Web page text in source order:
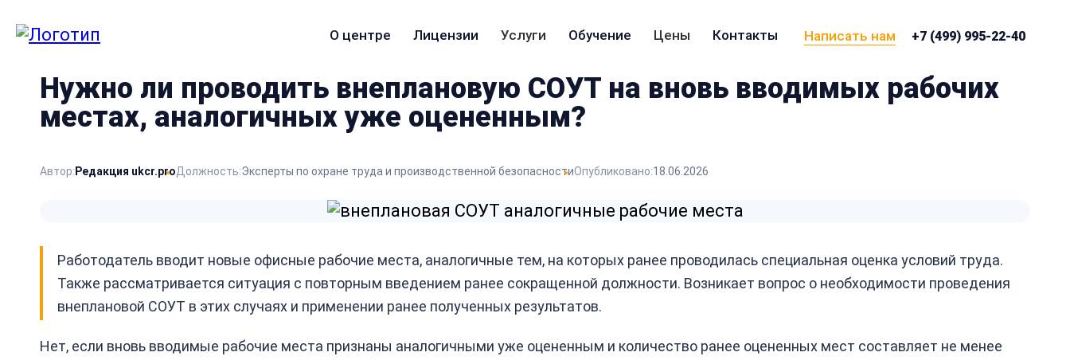
О центре Лицензии Услуги Обучение Цены Контакты Написать нам +7 (499) 995-22-40
Нужно ли проводить внеплановую СОУТ на вновь вводимых рабочих
местах, аналогичных уже оцененным?
Автор: Редакция ukcr.proДолжность:Эксперты по охране труда и производственной безопасностиОпубликовано:18.06.2026
Работодатель вводит новые офисные рабочие места, аналогичные тем, на которых ранее проводилась специальная оценка условий труда.
Также рассматривается ситуация с повторным введением ранее сокращенной должности. Возникает вопрос о необходимости проведения
внеплановой СОУТ в этих случаях и применении ранее полученных результатов.
Нет, если вновь вводимые рабочие места признаны аналогичными уже оцененным и количество ранее оцененных мест составляет не менее